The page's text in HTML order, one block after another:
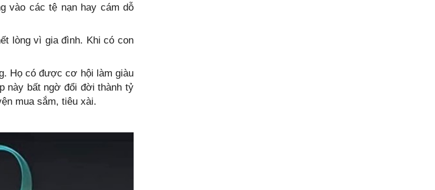
vào các tệ nạn hay cám dỗ
lòng vì gia đình. Khi có con
Họ có được cơ hội làm giàu
này bất ngờ đổi đời thành tỷ
mua sắm, tiêu xài.